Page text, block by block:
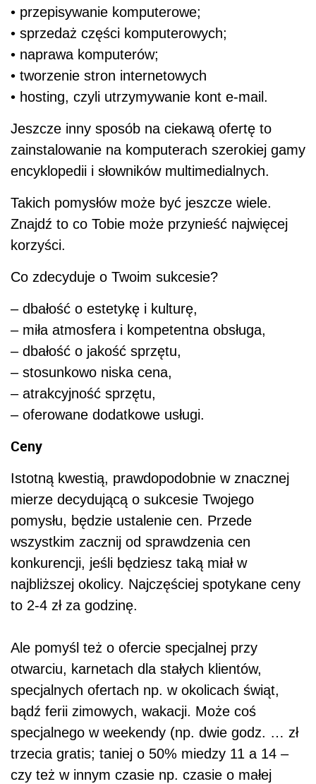
• przepisywanie komputerowe;
• sprzedaż części komputerowych;
• naprawa komputerów;
• tworzenie stron internetowych
• hosting, czyli utrzymywanie kont e-mail.
Jeszcze inny sposób na ciekawą ofertę to
zainstalowanie na komputerach szerokiej gamy
encyklopedii i słowników multimedialnych.
Takich pomysłów może być jeszcze wiele.
Znajdź to co Tobie może przynieść najwięcej
korzyści.
Co zdecyduje o Twoim sukcesie?
– dbałość o estetykę i kulturę,
– miła atmosfera i kompetentna obsługa,
– dbałość o jakość sprzętu,
– stosunkowo niska cena,
– atrakcyjność sprzętu,
– oferowane dodatkowe usługi.
Ceny
Istotną kwestią, prawdopodobnie w znacznej
mierze decydującą o sukcesie Twojego
pomysłu, będzie ustalenie cen. Przede
wszystkim zacznij od sprawdzenia cen
konkurencji, jeśli będziesz taką miał w
najbliższej okolicy. Najczęściej spotykane ceny
to 2-4 zł za godzinę.
Ale pomyśl też o ofercie specjalnej przy
otwarciu, karnetach dla stałych klientów,
specjalnych ofertach np. w okolicach świąt,
bądź ferii zimowych, wakacji. Może coś
specjalnego w weekendy (np. dwie godz. … zł
trzecia gratis; taniej o 50% miedzy 11 a 14 –
czy też w innym czasie np. czasie o małej